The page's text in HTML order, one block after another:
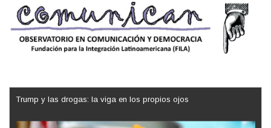
Trump y las drogas: la viga en los propios ojos